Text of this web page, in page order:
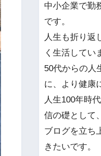
中小企業で勤
です。
人生も折り返
く生活してい
50代からの人
に、より健康
人生100年時
信の礎として、
ブログを立ち
きたいです。